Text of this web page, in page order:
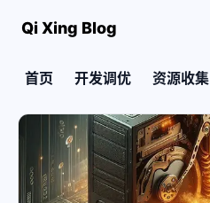
Qi Xing Blog
首页 开发调优 资源收集